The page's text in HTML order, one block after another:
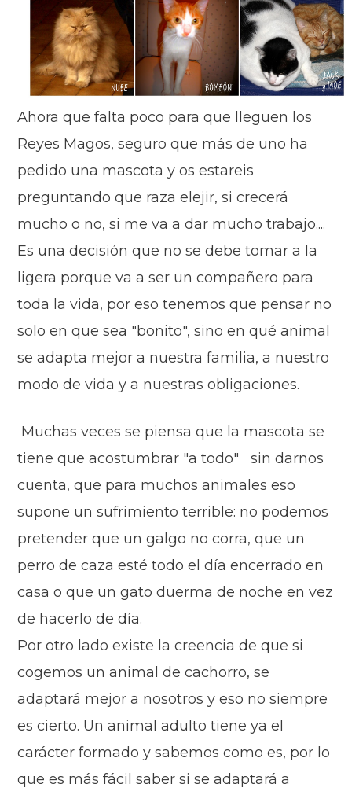
Ahora que falta poco para que lleguen los
Reyes Magos, seguro que más de uno ha
pedido una mascota y os estareis
preguntando que raza elejir, si crecerá
mucho o no, si me va a dar mucho trabajo....
Es una decisión que no se debe tomar a la
ligera porque va a ser un compañero para
toda la vida, por eso tenemos que pensar no
solo en que sea "bonito", sino en qué animal
se adapta mejor a nuestra familia, a nuestro
modo de vida y a nuestras obligaciones.
Muchas veces se piensa que la mascota se
tiene que acostumbrar "a todo" sin darnos
cuenta, que para muchos animales eso
supone un sufrimiento terrible: no podemos
pretender que un galgo no corra, que un
perro de caza esté todo el día encerrado en
casa o que un gato duerma de noche en vez
de hacerlo de día.
Por otro lado existe la creencia de que si
cogemos un animal de cachorro, se
adaptará mejor a nosotros y eso no siempre
es cierto. Un animal adulto tiene ya el
carácter formado y sabemos como es, por lo
que es más fácil saber si se adaptará a